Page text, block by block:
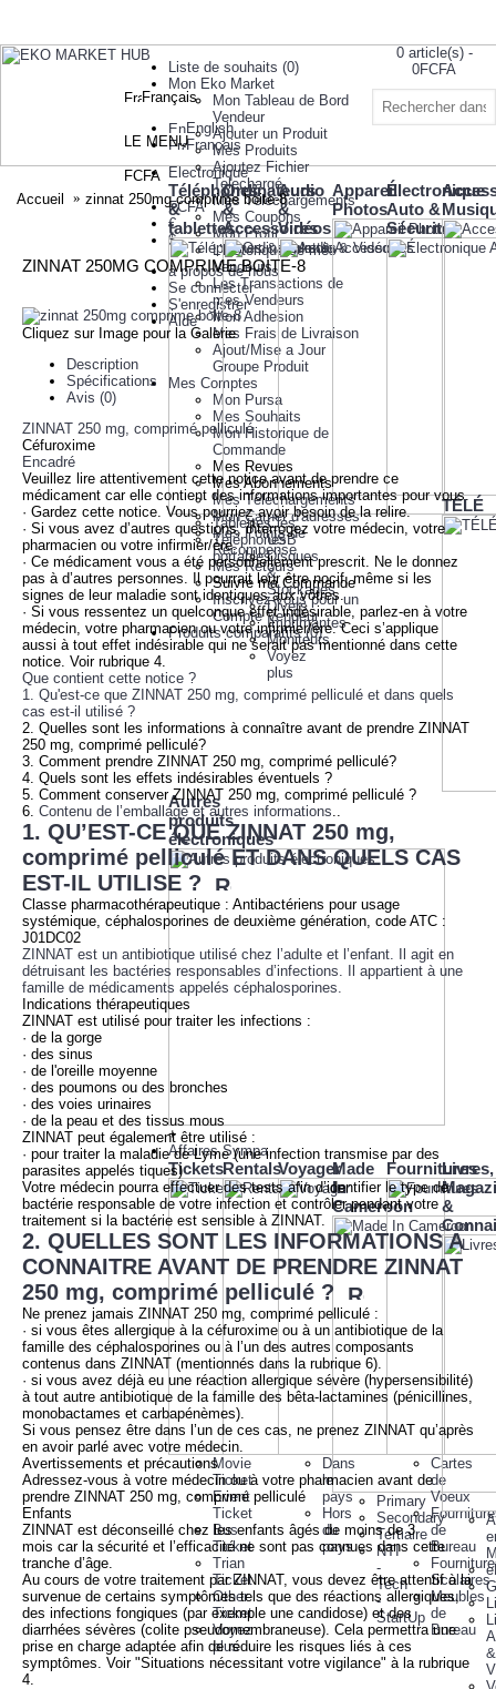
Liste de souhaits (0)
Mon Eko Market
Mon Tableau de Bord
Vendeur
Ajouter un Produit
Mes Produits
Ajoutez Fichier
Telechargé
Mes Téléchargements
Mes Coupons
Mon Profil
L’historique de mes
Vendeurs
Les Transactions de
mes Vendeurs
Mon Adhesion
Mes Frais de Livraison
Ajout/Mise a Jour
Groupe Produit
Mes Comptes
Mon Pursa
Mes Souhaits
Mon Historique de
Commande
Mes Revues
Mes Abonnements
Mes Téléchargements
Mon Carnet d'adresses
Mes Points de
Récompense
Mes Retours
Suivre ma Commande
Inscrivez-vous pour un
Compte Vendeur
Produits comparatifs (0)
0 article(s) -
0FCFA
Votre panier
est vide!
Français
English
Français
FCFA
FCFA
€
$
à propos de nous
Se connecter
S'enregistrer
Aide
LE MENU
Electronique
Téléphones
&
tablettes
Tablettes
Téléphones
portables
Ordinateurs
&
Accessoires
Clés
USB
Disques
&
Stockages
Divers
Imprimantes
Moniteurs
Voyez
plus
Audio
&
Vidéos
Appareil
Photos
Électronique
Auto &
Sécurité
TÉLÉ
Autres
produits
électroniques
+
Affaires Sympa
Tickets
Movie
Ticket
Event
Ticket
Bus
Ticket
Trian
Ticket
Other
Ticket
Voyez
plus
RentalsVoyager
Dans
le
pays
Hors
du
pays
Made
In
Cameroon
Primary
Secondary
Tertiaire
NTI
-
Tech
-
StartUp
Fournitures
Cartes
de
Voeux
de
Bureau
Scolaires
Meubles
de
Bureau
Livres,
&
&
Accueil zinnat 250mg comprime boite-8
ZINNAT 250MG COMPRIME BOITE-8
Cliquez sur Image pour la Galerie
Description
Spécifications
Avis (0)
ZINNAT 250 mg, comprimé pelliculé
Céfuroxime
Encadré
Veuillez lire attentivement cette notice avant de prendre ce
médicament car elle contient des informations importantes pour vous.
· Gardez cette notice. Vous pourriez avoir besoin de la relire.
· Si vous avez d’autres questions, interrogez votre médecin, votre
pharmacien ou votre infirmier/ère.
· Ce médicament vous a été personnellement prescrit. Ne le donnez
pas à d’autres personnes. Il pourrait leur être nocif, même si les
signes de leur maladie sont identiques aux vôtres.
· Si vous ressentez un quelconque effet indésirable, parlez-en à votre
médecin, votre pharmacien ou votre infirmier/ère. Ceci s’applique
aussi à tout effet indésirable qui ne serait pas mentionné dans cette
notice. Voir rubrique 4.
Que contient cette notice ?
1. Qu'est-ce que ZINNAT 250 mg, comprimé pelliculé et dans quels
cas est-il utilisé ?
2. Quelles sont les informations à connaître avant de prendre ZINNAT
250 mg, comprimé pelliculé?
3. Comment prendre ZINNAT 250 mg, comprimé pelliculé?
4. Quels sont les effets indésirables éventuels ?
5. Comment conserver ZINNAT 250 mg, comprimé pelliculé ?
6. Contenu de l’emballage et autres informations..
1. QU’EST-CE QUE ZINNAT 250 mg,
comprimé pelliculé ET DANS QUELS CAS
EST-IL UTILISE ?
Classe pharmacothérapeutique : Antibactériens pour usage
systémique, céphalosporines de deuxième génération, code ATC :
J01DC02
ZINNAT est un antibiotique utilisé chez l’adulte et l’enfant. Il agit en
détruisant les bactéries responsables d’infections. Il appartient à une
famille de médicaments appelés céphalosporines.
Indications thérapeutiques
ZINNAT est utilisé pour traiter les infections :
· de la gorge
· des sinus
· de l'oreille moyenne
· des poumons ou des bronches
· des voies urinaires
· de la peau et des tissus mous
ZINNAT peut également être utilisé :
· pour traiter la maladie de Lyme (une infection transmise par des
parasites appelés tiques)
Votre médecin pourra effectuer des tests afin d’identifier le type de
bactérie responsable de votre infection et contrôler pendant votre
traitement si la bactérie est sensible à ZINNAT.
2. QUELLES SONT LES INFORMATIONS A
CONNAITRE AVANT DE PRENDRE ZINNAT
250 mg, comprimé pelliculé ?
Ne prenez jamais ZINNAT 250 mg, comprimé pelliculé :
· si vous êtes allergique à la céfuroxime ou à un antibiotique de la
famille des céphalosporines ou à l’un des autres composants
contenus dans ZINNAT (mentionnés dans la rubrique 6).
· si vous avez déjà eu une réaction allergique sévère (hypersensibilité)
à tout autre antibiotique de la famille des bêta-lactamines (pénicillines,
monobactames et carbapénèmes).
Si vous pensez être dans l’un de ces cas, ne prenez ZINNAT qu’après
en avoir parlé avec votre médecin.
Avertissements et précautions
Adressez-vous à votre médecin ou à votre pharmacien avant de
prendre ZINNAT 250 mg, comprimé pelliculé
Enfants
ZINNAT est déconseillé chez les enfants âgés de moins de 3
mois car la sécurité et l’efficacité ne sont pas connues dans cette
tranche d’âge.
Au cours de votre traitement par ZINNAT, vous devez être attentif à la
survenue de certains symptômes tels que des réactions allergiques,
des infections fongiques (par exemple une candidose) et des
diarrhées sévères (colite pseudomembraneuse). Cela permettra une
prise en charge adaptée afin de réduire les risques liés à ces
symptômes. Voir "Situations nécessitant votre vigilance" à la rubrique
4.